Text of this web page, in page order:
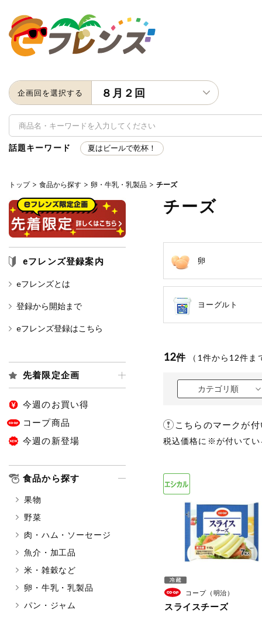
企画回を選択する ８月２回
キーワード
キーワードをすべて含む
アレルゲン情報 特定原材料と特定原材料に準ずる
オレンジ
さけ
鶏肉
マカダミアナッツ
もも
アレルゲン情報は、商品企画時
特定原材料に準ずるものは、お取
話題キーワード 夏はビールで乾杯！
トップ 食品から探す 卵・牛乳・乳製品 チーズ
eフレンズ登録案内
eフレンズとは
登録から開始まで
eフレンズ登録はこちら
先着限定企画
今週のお買い得
コープ商品
今週の新登場
食品から探す
果物
野菜
肉・ハム・ソーセージ
魚介・加工品
米・雑穀など
卵・牛乳・乳製品
パン・ジャム
チーズ
卵
ヨーグルト
12件 （ 1 件から 12件ま
カテゴリ順
こちらのマークが
税込価格に※が付いてい
コープ（明治）
スライスチーズ